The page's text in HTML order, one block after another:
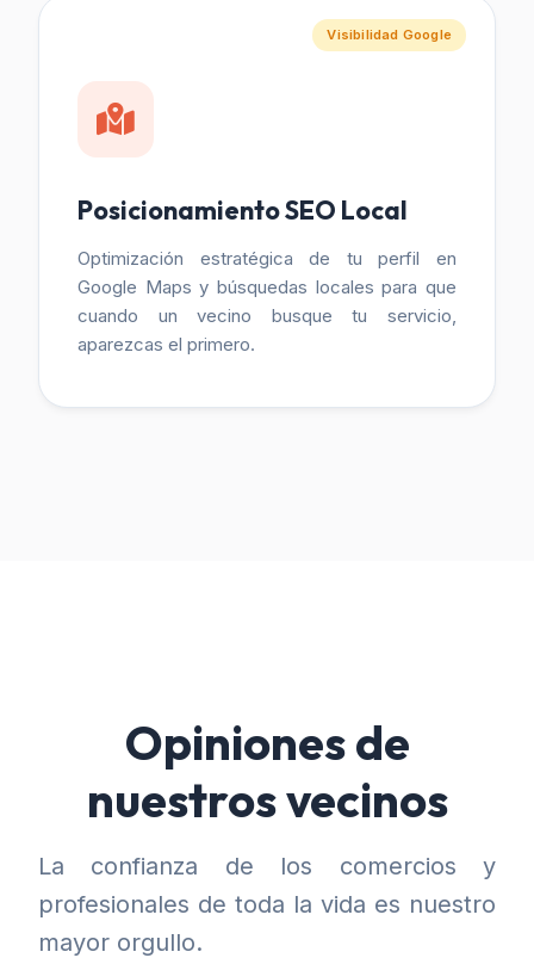
Visibilidad Google
Posicionamiento SEO Local
Optimización estratégica de tu perfil en
Google Maps y búsquedas locales para que
cuando un vecino busque tu servicio,
aparezcas el primero.
Opiniones de
nuestros vecinos
La confianza de los comercios y
profesionales de toda la vida es nuestro
mayor orgullo.